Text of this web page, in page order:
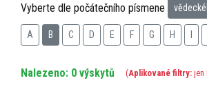
Vyberte dle počátečního písmene
A B C D E F G H
Nalezeno: 0 výskytů (Aplikované filtry: jen